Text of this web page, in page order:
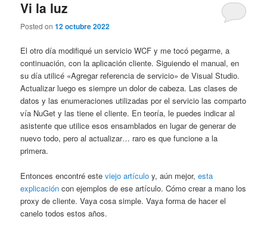
Vi la luz
Posted on12 octubre 2022
El otro día modifiqué un servicio WCF y me tocó pegarme, a
continuación, con la aplicación cliente. Siguiendo el manual, en
su día utilicé «Agregar referencia de servicio» de Visual Studio.
Actualizar luego es siempre un dolor de cabeza. Las clases de
datos y las enumeraciones utilizadas por el servicio las comparto
vía NuGet y las tiene el cliente. En teoría, le puedes indicar al
asistente que utilice esos ensamblados en lugar de generar de
nuevo todo, pero al actualizar… raro es que funcione a la
primera.
Entonces encontré esteviejo artículo y, aún mejor,esta
explicación con ejemplos de ese artículo. Cómo crear a mano los
proxy de cliente. Vaya cosa simple. Vaya forma de hacer el
canelo todos estos años.